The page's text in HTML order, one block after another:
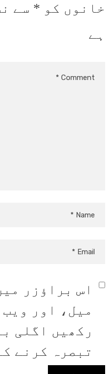
خانوں کو * سے
ہے
اس براؤزر
میل، اور
رکھیں اگلی
تبصرہ کرنے